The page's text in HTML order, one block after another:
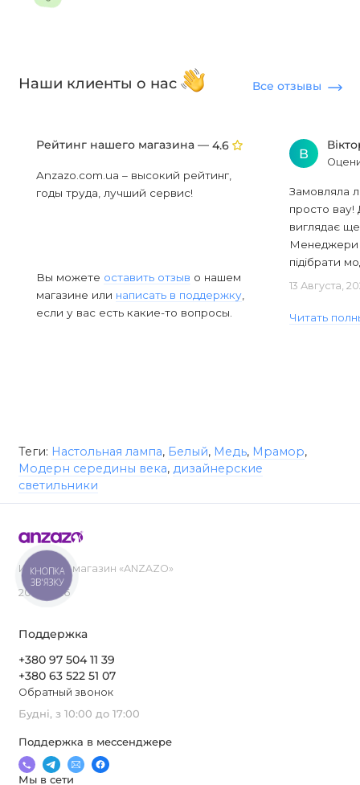
Наши клиенты о нас Все отзывы
Рейтинг нашего магазина — 4.6
Anzazo.com.ua – высокий рейтинг,
годы труда, лучший сервис!
Вы можете оставить отзыв о нашем
магазине или написать в поддержку,
если у вас есть какие-то вопросы.
В
Замовляла
просто вау!
виглядає
Менеджери
підібрати
13 Августа,
Читать
Теги: Настольная лампа, Белый, Медь, Мрамор,
Модерн середины века, дизайнерские
светильники
Интернет-магазин «ANZAZO»
2019-2026
Поддержка
+380 97 504 11 39
+380 63 522 51 07
Обратный звонок
Будні, з 10:00 до 17:00
Поддержка в мессенджере
Мы в сети
КНОПКА
ЗВ'ЯЗКУ